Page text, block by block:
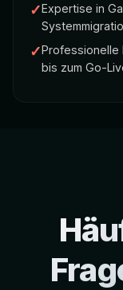
✓Expertise in
✓Professionelle
bis zum Go-